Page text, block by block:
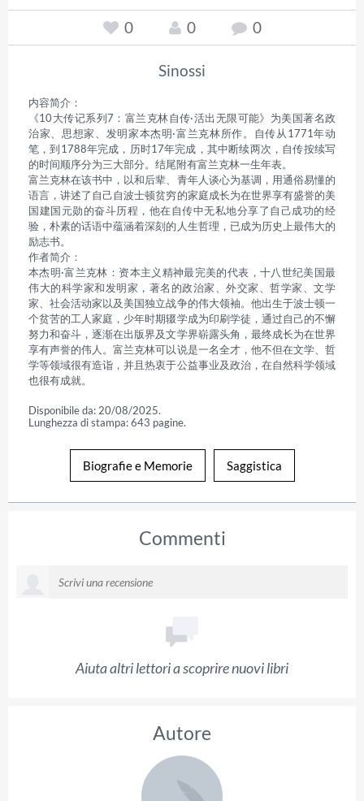
0 0 0
Sinossi
内容简介：
《10大传记系列7：富兰克林自传·活出无限可能》为美国著名政
治家、思想家、发明家本杰明·富兰克林所作。自传从1771年动
笔，到1788年完成，历时17年完成，其中断续两次，自传按续写
的时间顺序分为三大部分。结尾附有富兰克林一生年表。
富兰克林在该书中，以和后辈、青年人谈心为基调，用通俗易懂的
语言，讲述了自己自波士顿贫穷的家庭成长为在世界享有盛誉的美
国建国元勋的奋斗历程，他在自传中无私地分享了自己成功的经
验，朴素的话语中蕴涵着深刻的人生哲理，已成为历史上最伟大的
励志书。
作者简介：
本杰明·富兰克林：资本主义精神最完美的代表，十八世纪美国最
伟大的科学家和发明家，著名的政治家、外交家、哲学家、文学
家、社会活动家以及美国独立战争的伟大领袖。他出生于波士顿一
个贫苦的工人家庭，少年时期辍学成为印刷学徒，通过自己的不懈
努力和奋斗，逐渐在出版界及文学界崭露头角，最终成长为在世界
享有声誉的伟人。富兰克林可以说是一名全才，他不但在文学、哲
学等领域很有造诣，并且热衷于公益事业及政治，在自然科学领域
也很有成就。
Disponibile da: 20/08/2025.
Lunghezza di stampa: 643 pagine.
Biografie e Memorie Saggistica
Commenti
Aiuta altri lettori a scoprire nuovi libri
Autore